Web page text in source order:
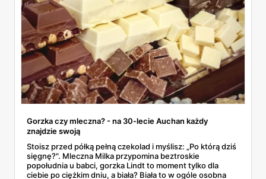
Gorzka czy mleczna? - na 30-lecie Auchan każdy
znajdzie swoją
Stoisz przed półką pełną czekolad i myślisz: „Po którą dziś
sięgnę?". Mleczna Milka przypomina beztroskie
popołudnia u babci, gorzka Lindt to moment tylko dla
ciebie po ciężkim dniu, a biała? Biała to w ogóle osobna